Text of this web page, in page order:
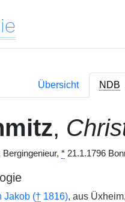
Übersicht NDB
,
Bergingenieur, *21.1.1796
Jakob († 1816), aus